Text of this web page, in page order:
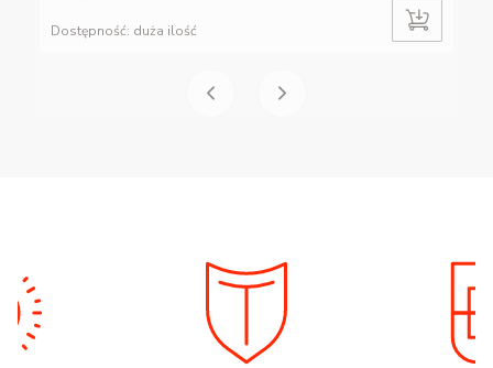
Dostępność: duża ilość